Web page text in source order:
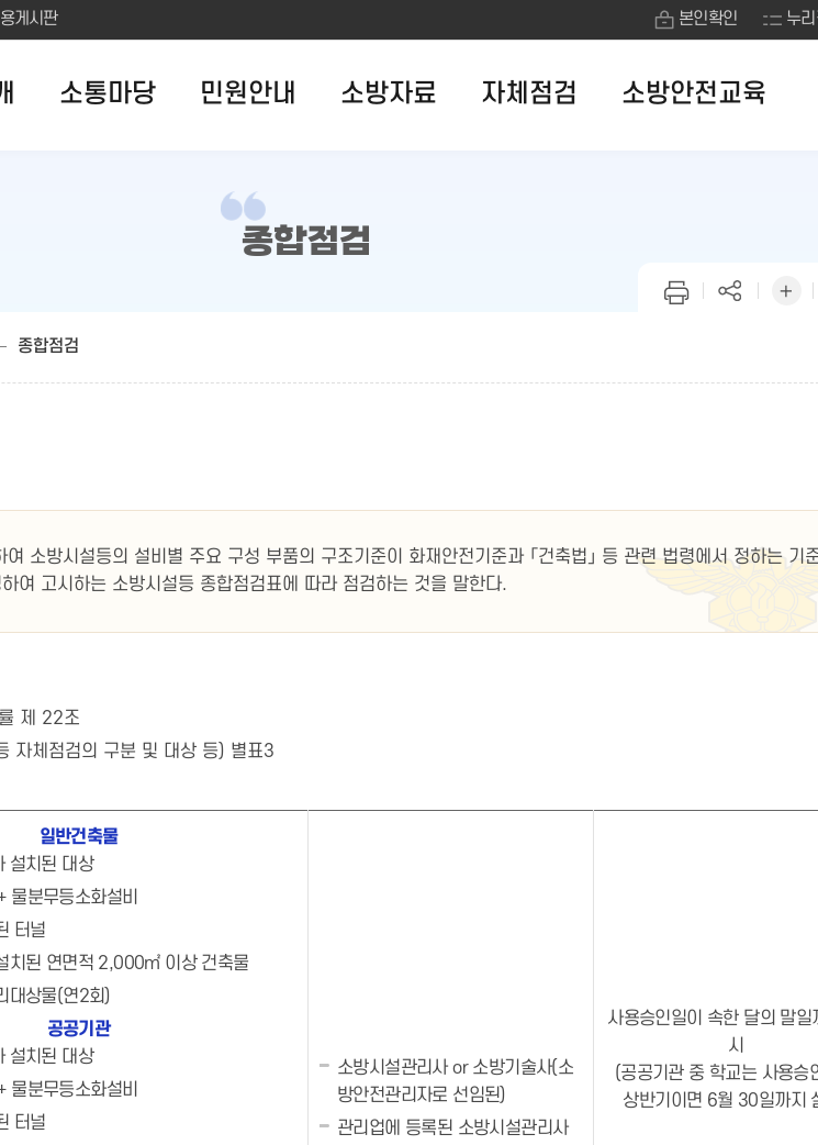
게시판 본인확인 누
소통마당 민원안내 소방자료 자체점검 소방안전교육
종합점검
종합점검
소방시설등의 설비별 주요 구성 부품의 구조기준이 화재안전기준과 「건축법」 등 관련 법령에서 정하는 기
여 고시하는 소방시설등 종합점검표에 따라 점검하는 것을 말한다.
제 22조
자체점검의 구분 및 대상 등) 별표3
일반건축물
설치된 대상
분무등소화설비
터널
치된 연면적 2,000㎡ 이상 건축물
대상물(연2회)
공공기관
설치된 대상
분무등소화설비
터널
소방시설관리사 or 소방기술사(소
방안전관리자로 선임된)
관리업에 등록된 소방시설관리사
사용승인일이 속한 달의 말일
시
(공공기관 중 학교는 사용승
상반기이면 6월 30일까지